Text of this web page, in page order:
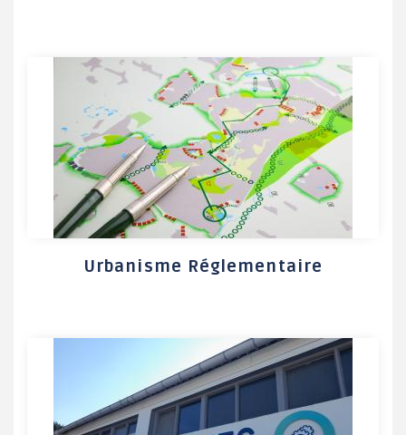
Urbanisme Réglementaire